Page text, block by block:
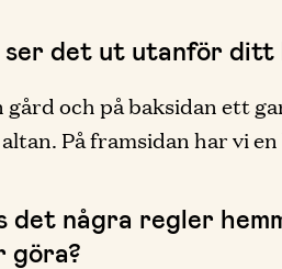
det ut utanför ditt
gård och på baksidan ett
På framsidan har vi
det några regler
göra?